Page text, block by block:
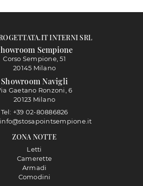
ZONA NOTTE
Letti
Camerette
Armadi
Comodini
INTERNI SRL
Sempione
Corso Sempione, 51
20145 Milano
Showroom Navigli
Gaetano Ronzoni, 6
20123 Milano
Tel: +39 02-80886826